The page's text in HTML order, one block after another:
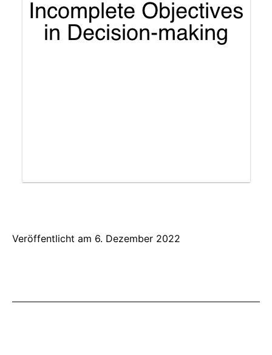
Veröffentlicht am 6. Dezember 2022